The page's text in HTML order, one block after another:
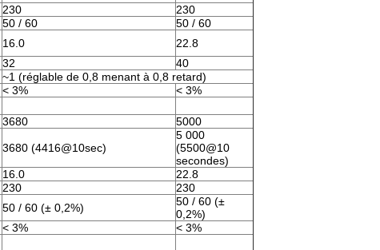
230
230
50 / 60
50 / 60
16.0
22.8
32
40
~1 (réglable de 0,8 menant à 0,8 retard)
< 3%
< 3%
3680 5000
3680 (4416@10sec)
5 000
(5500@10
secondes)
16.0
22.8
230
230
50 / 60 (± 0,2%)
50 / 60 (±
0,2%)
< 3%
< 3%